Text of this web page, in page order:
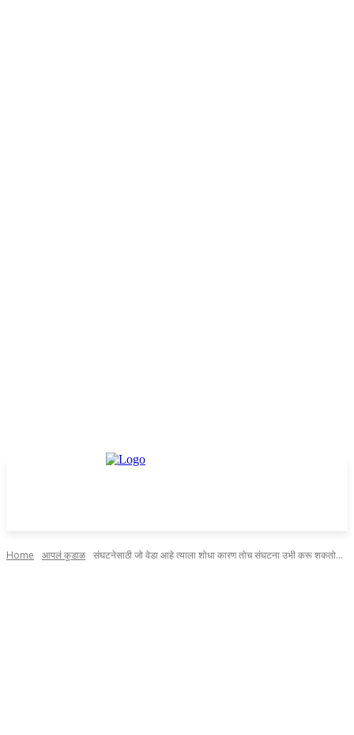
Home आपलं कुडाळ संघटनेसाठी जो वेडा आहे त्याला शोधा कारण तोच संघटना उभी करू शकतो...